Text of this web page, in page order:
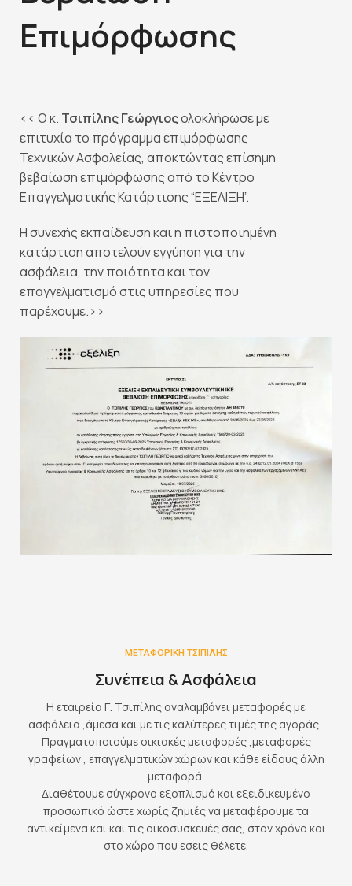
Επιμόρφωσης
<< Ο κ. Τσιπίλης Γεώργιοςολοκλήρωσε με
επιτυχία το πρόγραμμα επιμόρφωσης
Τεχνικών Ασφαλείας, αποκτώντας επίσημη
βεβαίωση επιμόρφωσης από το Κέντρο
Επαγγελματικής Κατάρτισης “ΕΞΕΛΙΞΗ”.
Η συνεχής εκπαίδευση και η πιστοποιημένη
κατάρτιση αποτελούν εγγύηση για την
ασφάλεια, την ποιότητα και τον
επαγγελματισμό στις υπηρεσίες που
παρέχουμε.>>
ΜΕΤΑΦΟΡΙΚΗ ΤΣΙΠΙΛΗΣ
Συνέπεια & Ασφάλεια
Η εταιρεία Γ. Τσιπίλης αναλαμβάνει μεταφορές με
ασφάλεια ,άμεσα και με τις καλύτερες τιμές της αγοράς .
Πραγματοποιούμε οικιακές μεταφορές ,μεταφορές
γραφείων , επαγγελματικών χώρων και κάθε είδους άλλη
μεταφορά.
Διαθέτουμε σύγχρονο εξοπλισμό και εξειδικευμένο
προσωπικό ώστε χωρίς ζημιές να μεταφέρουμε τα
αντικείμενα και και τις οικοσυσκευές σας, στον χρόνο και
στο χώρο που εσεις θέλετε.